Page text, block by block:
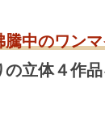
騰中のワン
立体４作品